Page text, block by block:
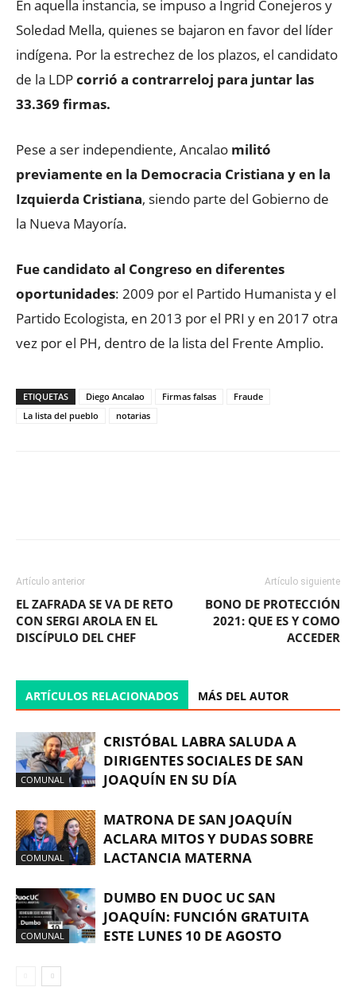
En aquella instancia, se impuso a Ingrid Conejeros y
Soledad Mella, quienes se bajaron en favor del líder
indígena. Por la estrechez de los plazos, el candidato
de la LDPcorrió a contrarreloj para juntar las
33.369 firmas.
Pese a ser independiente, Ancalao militó
previamente en la Democracia Cristiana y en la
Izquierda Cristiana, siendo parte del Gobierno de
la Nueva Mayoría.
Fue candidato al Congreso en diferentes
oportunidades: 2009 por el Partido Humanista y el
Partido Ecologista, en 2013 por el PRI y en 2017 otra
vez por el PH, dentro de la lista del Frente Amplio.
ETIQUETAS Diego Ancalao Firmas falsas
Fraude
La lista del pueblo
notarias
Artículo anterior
EL ZAFRADA SE VA DE RETO
CON SERGI AROLA EN EL
DISCÍPULO DEL CHEF
Artículo siguiente
BONO DE PROTECCIÓN
2021: QUE ES Y COMO
ACCEDER
ARTÍCULOS RELACIONADOS MÁS DEL AUTOR
COMUNAL
CRISTÓBAL LABRA SALUDA A
DIRIGENTES SOCIALES DE SAN
JOAQUÍN EN SU DÍA
COMUNAL
MATRONA DE SAN JOAQUÍN
ACLARA MITOS Y DUDAS SOBRE
LACTANCIA MATERNA
COMUNAL
DUMBO EN DUOC UC SAN
JOAQUÍN: FUNCIÓN GRATUITA
ESTE LUNES 10 DE AGOSTO